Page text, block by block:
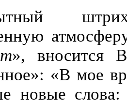
», вносится
«В мое
новые